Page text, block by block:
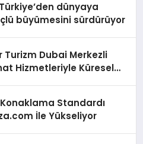
dünyaya
büyümesini sürdürüyor
Turizm Dubai Merkezli
Hizmetleriyle Küresel
Standardı
İle Yükseliyor